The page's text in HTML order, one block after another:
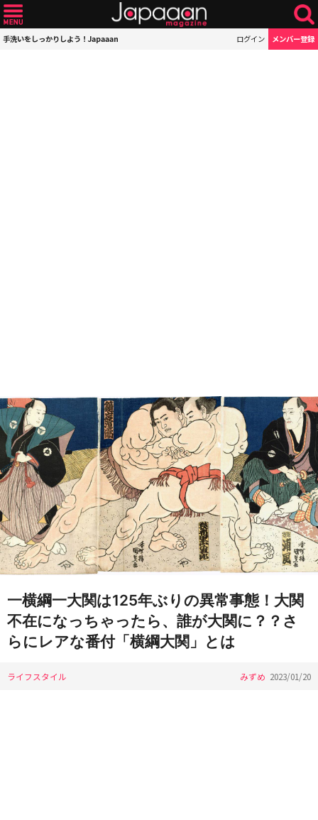
手洗いをしっかりしよう！Japaaan ログイン メンバー登録
一横綱一大関は125年ぶりの異常事態！大関
不在になっちゃったら、誰が大関に？？さ
らにレアな番付「横綱大関」とは
ライフスタイル みずめ 2023/01/20